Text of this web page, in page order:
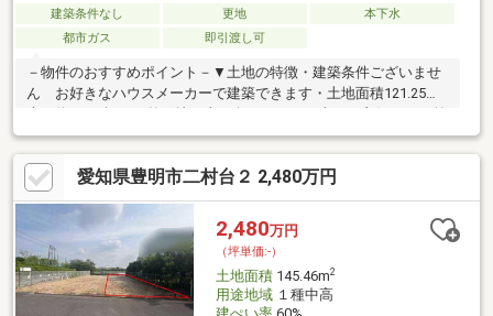
建築条件なし 更地
本下水
都市ガス
即引渡し可
－物件のおすすめポイント－▼土地の特徴・建築条件ございませ
ん お好きなハウスメーカーで建築できます・土地面積121.25平
面道路幅員約6.0ｍ・接道間口約6.0ｍ・現況更地で地勢平坦・確
定測量済みの為即引渡し可▼周辺環境・井ノ花公園まで徒歩1分
（約20ｍ）・徒歩5分圏内に スーパー・コンビニ・ドラッグス
トア・内科がございます・豊明市立三崎小学校まで徒歩9分（約
670ｍ）■ ご希望の住まい探しをお手伝いします
━━━━━・・・物件の詳細・ご相談はお気軽にお問い合わせく
ださい。
愛知県豊明市二村台２ 2,480万円
2,480万円
（坪単価:-）
土地面積145.46m2
用途地域１種中高